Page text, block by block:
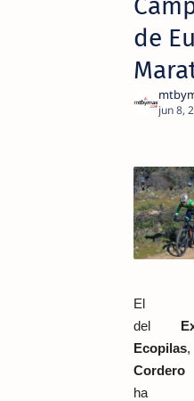
de
El
del
Ecopilas
ha